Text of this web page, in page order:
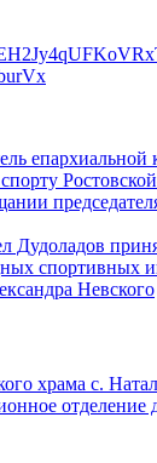
епархиальной
Дудоладов
спортивных
Невского